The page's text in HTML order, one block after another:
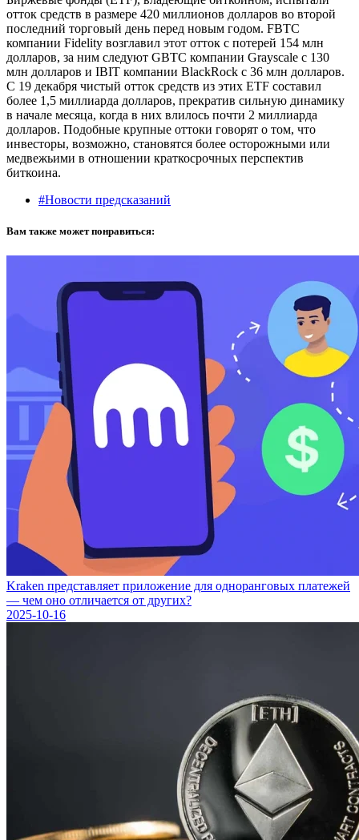
отток средств в размере 420 миллионов долларов во второй
последний торговый день перед новым годом. FBTC
компании Fidelity возглавил этот отток с потерей 154 млн
долларов, за ним следуют GBTC компании Grayscale с 130
млн долларов и IBIT компании BlackRock с 36 млн долларов.
С 19 декабря чистый отток средств из этих ETF составил
более 1,5 миллиарда долларов, прекратив сильную динамику
в начале месяца, когда в них влилось почти 2 миллиарда
долларов. Подобные крупные оттоки говорят о том, что
инвесторы, возможно, становятся более осторожными или
медвежьими в отношении краткосрочных перспектив
биткоина.
#Новости предсказаний
Вам также может понравиться:
Kraken представляет приложение для одноранговых платежей
— чем оно отличается от других?
2025-10-16